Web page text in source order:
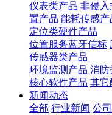
仪表类产品 非侵入
置产品 能耗传感产
定位类硬件产品
位置服务蓝牙信标
传感器类产品
环境监测产品 消防
核心软件产品 其它
新闻动态
全部 行业新闻 公